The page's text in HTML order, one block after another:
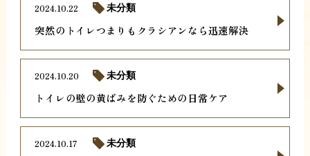
突然のトイレつまりもクラシアンなら迅速解決
2024.10.22 未分類
トイレの壁の黄ばみを防ぐための日常ケア
2024.10.20 未分類
2024.10.17 未分類